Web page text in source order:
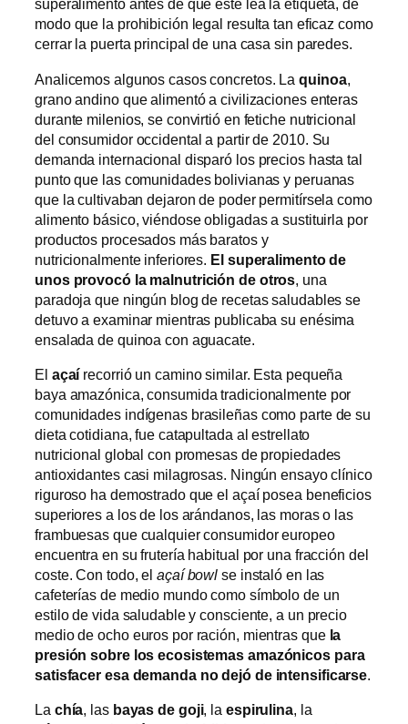
superalimento antes de que este lea la etiqueta, de
modo que la prohibición legal resulta tan eficaz como
cerrar la puerta principal de una casa sin paredes.
Analicemos algunos casos concretos. Laquinoa,
grano andino que alimentó a civilizaciones enteras
durante milenios, se convirtió en fetiche nutricional
del consumidor occidental a partir de 2010. Su
demanda internacional disparó los precios hasta tal
punto que las comunidades bolivianas y peruanas
que la cultivaban dejaron de poder permitírsela como
alimento básico, viéndose obligadas a sustituirla por
productos procesados más baratos y
nutricionalmente inferiores. El superalimento de
unos provocó la malnutrición de otros, una
paradoja que ningún blog de recetas saludables se
detuvo a examinar mientras publicaba su enésima
ensalada de quinoa con aguacate.
El açaírecorrió un camino similar. Esta pequeña
baya amazónica, consumida tradicionalmente por
comunidades indígenas brasileñas como parte de su
dieta cotidiana, fue catapultada al estrellato
nutricional global con promesas de propiedades
antioxidantes casi milagrosas. Ningún ensayo clínico
riguroso ha demostrado que el açaí posea beneficios
superiores a los de los arándanos, las moras o las
frambuesas que cualquier consumidor europeo
encuentra en su frutería habitual por una fracción del
coste. Con todo, elaçaí bowl se instaló en las
cafeterías de medio mundo como símbolo de un
estilo de vida saludable y consciente, a un precio
medio de ocho euros por ración, mientras que la
presión sobre los ecosistemas amazónicos para
satisfacer esa demanda no dejó de intensificarse.
La chía, las bayas de goji, la espirulina, la